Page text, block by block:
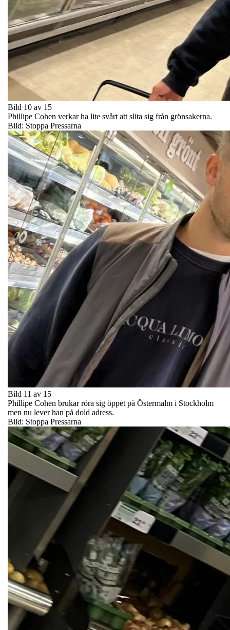
Bild 10 av 15
Phillipe Cohen verkar ha lite svårt att slita sig från grönsakerna.
Bild: Stoppa Pressarna
Bild 11 av 15
Phillipe Cohen brukar röra sig öppet på Östermalm i Stockholm
men nu lever han på dold adress.
Bild: Stoppa Pressarna